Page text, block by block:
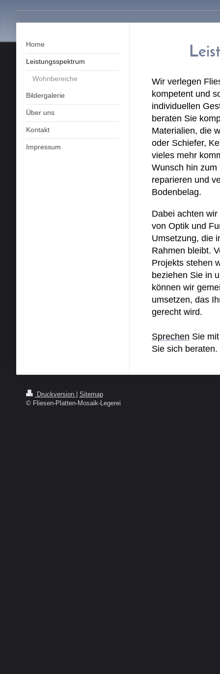
Home
Leistungsspektrum
Wohnbereiche
Bildergalerie
Über uns
Kontakt
Impressum
Wir verlegen
kompetent und
individuellen
beraten Sie
Materialien, die
oder Schiefer,
vieles mehr
Wunsch hin zum
reparieren und
Bodenbelag.
Dabei achten
von Optik und
Umsetzung, die
Rahmen bleibt.
Projekts stehen
beziehen Sie in
können wir
umsetzen, das
gerecht wird.
Sprechen Sie
Sie sich
Druckversion
Sitemap
© Fliesen-Platten-Mosaik-Legerei